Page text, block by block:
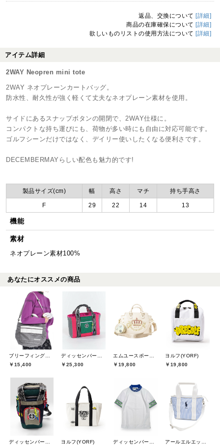
返品、交換について [詳細]
商品の在庫確保について [詳細]
欲しいものリストの使用方法について [詳細]
アイテム詳細
2WAY Neopren mini tote
2WAY ネオプレーンカートバッグ。
防水性、耐久性が強く軽くて丈夫なネオプレーン素材を使用。
サイドにあるスナップボタンの開閉で、2WAY仕様に。
コンパクトな持ち運びにも、荷物が多い時にも自由に対応可能です。
ゴルフシーンだけではなく、デイリー使いしたくなる便利さです。
DECEMBERMAYらしい配色も魅力的です!
製品サイズ(cm) 幅 高さ マチ 持ち手高さ
F 29 22 14 13
機能
素材
ネオプレーン素材100%
あなたにオススメの商品
￥15,400
￥25,300
￥19,800
ヨルフ(YORF)
￥19,800
ヨルフ(YORF)